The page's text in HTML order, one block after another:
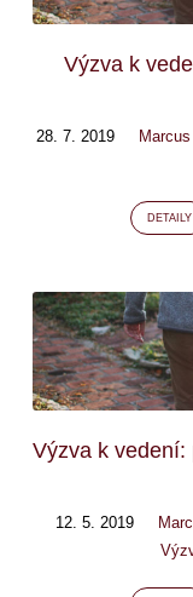
Výzva k
28. 7. 2019
DETAILY
Výzva k vedení:
12. 5. 2019